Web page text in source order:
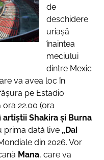
de
deschidere
uriaşă
înaintea
meciului
dintre Mexic
va avea loc în
pe Estadio
22.00 (ora
artiştii Shakira şi Burna
prima dată live „Dai
din 2026. Vor
Mana, care va